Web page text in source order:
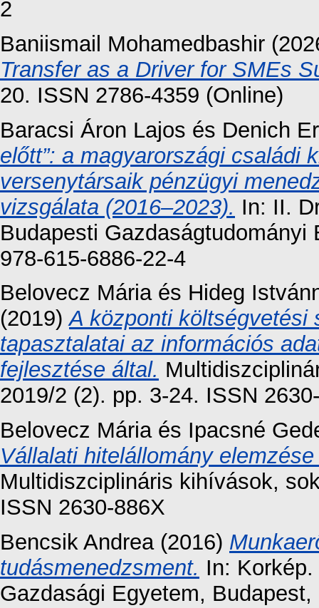
2
Baniismail Mohamedbashir
Transfer as a Driver for SMEs
20. ISSN 2786-4359 (Online)
Baracsi Áron Lajos és Denich
előtt”: a magyarországi családi
versenytársaik pénzügyi
vizsgálata (2016–2023). In: II.
Budapesti
978-615-6886-22-4
Belovecz Máriaés Hideg
(2019)A központi költségvetési
tapasztalatai az információs
fejlesztése által.
2019/2 (2). pp. 3-24. ISSN
Belovecz Máriaés Ipacsné
Vállalati hitelállomány
Multidiszciplináris kihívások,
ISSN 2630-886X
Bencsik Andrea(2016)
tudásmenedzsment. In:
Gazdasági Egyetem,